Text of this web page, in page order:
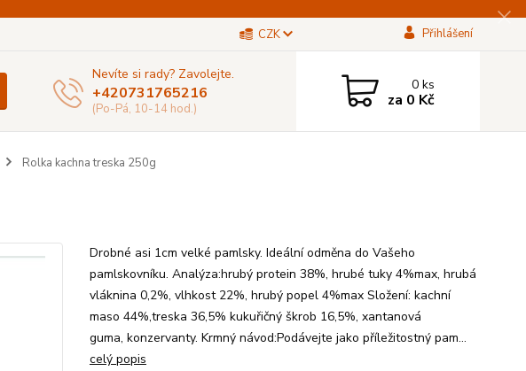
CZK Přihlášení
Nevíte si rady? Zavolejte.
+420731765216
(Po-Pá, 10-14 hod.)
0ks
za 0 Kč
Rolka kachna treska 250g
Drobné asi 1cm velké pamlsky. Ideální odměna do Vašeho
pamlskovníku. Analýza:hrubý protein 38%, hrubé tuky 4%max, hrubá
vláknina 0,2%, vlhkost 22%, hrubý popel 4%max Složení: kachní
maso 44%,treska 36,5% kukuřičný škrob 16,5%, xantanová
guma, konzervanty. Krmný návod:Podávejte jako příležitostný pam...
celý popis